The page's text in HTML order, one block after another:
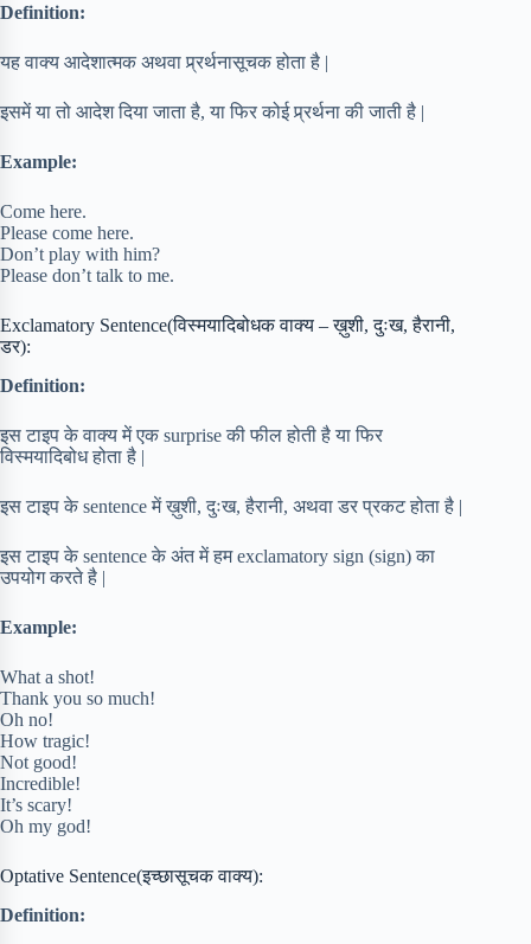
Definition:
यह वाक्य आदेशात्मक अथवा प्र्रर्थनासूचक होता है |
इसमें या तो आदेश दिया जाता है, या फिर कोई प्र्रर्थना की जाती है |
Example:
Come here.
Please come here.
Don’t play with him?
Please don’t talk to me.
Exclamatory Sentence(विस्मयादिबोधक वाक्य – ख़ुशी, दुःख, हैरानी,
डर):
Definition:
इस टाइप के वाक्य में एक surprise की फील होती है या फिर
विस्मयादिबोध होता है |
इस टाइप के sentence में ख़ुशी, दुःख, हैरानी, अथवा डर प्रकट होता है |
इस टाइप के sentence के अंत में हम exclamatory sign (sign) का
उपयोग करते है |
Example:
What a shot!
Thank you so much!
Oh no!
How tragic!
Not good!
Incredible!
It’s scary!
Oh my god!
Optative Sentence(इच्छासूचक वाक्य):
Definition: